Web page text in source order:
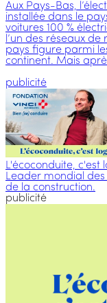
Aux Pays-Bas,
installée dans le
voitures 100 %
l’un des réseaux
pays figure parmi
continent. Mais
publicité
L'écoconduite, c'est
Leader mondial des
de la construction.
publicité